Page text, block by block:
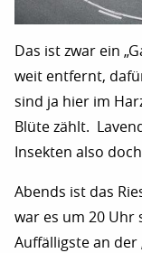
Das ist zwar ein
weit entfernt,
sind ja hier im
Blüte zählt.
Insekten also
Abends ist das
war es um 20 Uhr
Auffälligste an der